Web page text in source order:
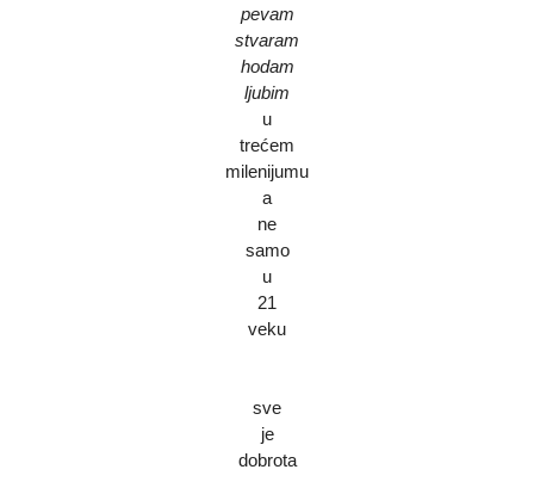
pevam
stvaram
hodam
ljubim
u
trećem
milenijumu
a
ne
samo
u
21
veku
sve
je
dobrota